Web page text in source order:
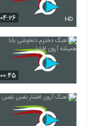
۰۴:۲۶ HD
۰۰:۴۵